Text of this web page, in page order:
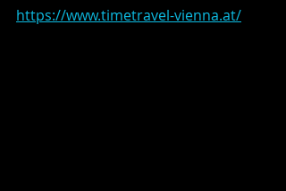
https://www.timetravel-vienna.at/